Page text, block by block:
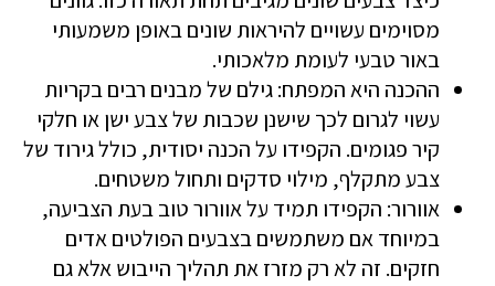
מסוימים עשויים להיראות שונים באופן משמעותי
באור טבעי לעומת מלאכותי.
ההכנה היא המפתח: גילם של מבנים רבים בקריות
עשוי לגרום לכך שישנן שכבות של צבע ישן או חלקי
קיר פגומים. הקפידו על הכנה יסודית, כולל גירוד של
צבע מתקלף, מילוי סדקים ותחול משטחים.
אוורור: הקפידו תמיד על אוורור טוב בעת הצביעה,
במיוחד אם משתמשים בצבעים הפולטים אדים
חזקים. זה לא רק מזרז את תהליך הייבוש אלא גם